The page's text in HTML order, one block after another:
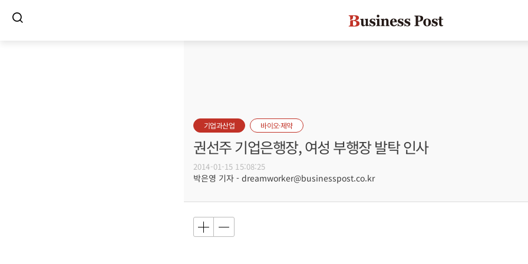
기업과산업 바이오·제약
권선주 기업은행장, 여성 부행장 발탁 인사
2014-01-15 15:08:25
박은영 기자 - dreamworker@businesspost.co.kr